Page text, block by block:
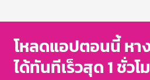
โหลดแอปตอนนี้ หา
ได้ทันทีเร็วสุด 1 ชั่วโ